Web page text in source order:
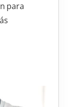
para